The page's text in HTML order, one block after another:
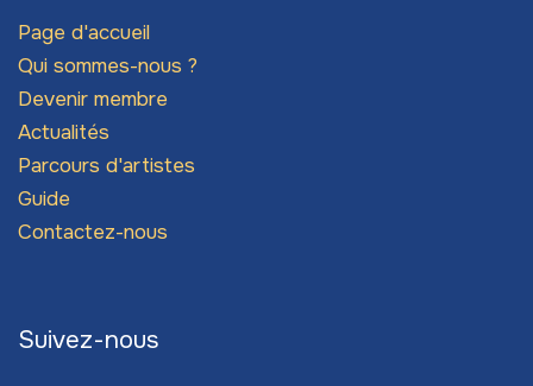
Page d'accueil
Qui sommes-nous ?
Devenir membre
Actualités
Parcours d'artistes
Guide
Contactez-nous
Suivez-nous